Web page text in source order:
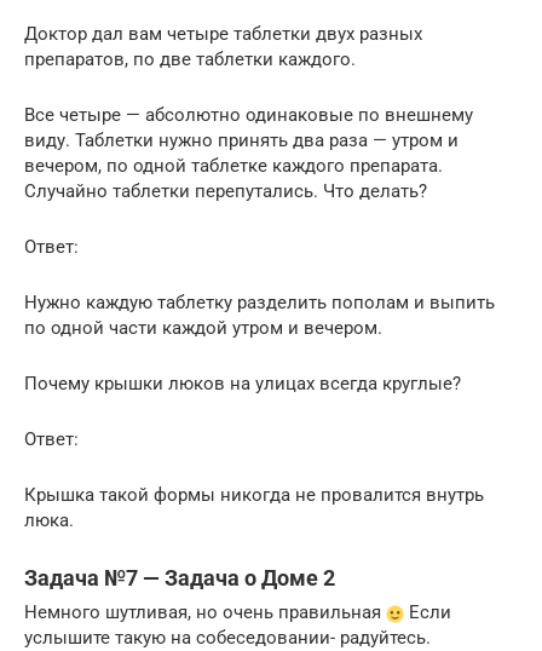
Доктор дал вам четыре таблетки двух разных
препаратов, по две таблетки каждого.
Все четыре — абсолютно одинаковые по внешнему
виду. Таблетки нужно принять два раза — утром и
вечером, по одной таблетке каждого препарата.
Случайно таблетки перепутались. Что делать?
Ответ:
Нужно каждую таблетку разделить пополам и выпить
по одной части каждой утром и вечером.
Почему крышки люков на улицах всегда круглые?
Ответ:
Крышка такой формы никогда не провалится внутрь
люка.
Задача №7 — Задача о Доме 2
Немного шутливая, но очень правильная
Если
услышите такую на собеседовании- радуйтесь.